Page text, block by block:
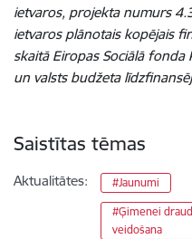
ietvaros, projekta numurs
ietvaros plānotais kopējais
skaitā Eiropas Sociālā fonda
un valsts budžeta
Saistītas tēmas
Aktualitātes: #Jaunumi
#Ģimenei
veidošana